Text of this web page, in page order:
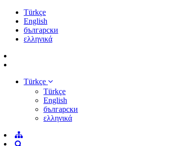
Türkçe
English
български
ελληνικά
Türkçe
Türkçe
English
български
ελληνικά